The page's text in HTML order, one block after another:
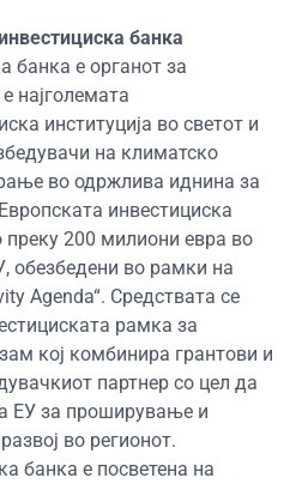
банка
банка е органот за
најголемата
институција во светот и
на климатско
во одржлива иднина за
инвестициска
преку 200 милиони евра во
обезбедени во рамки на
Agenda“. Средствата се
рамка за
кој комбинира грантови и
партнер со цел да
ЕУ за проширување и
во регионот.
банка е посветена на